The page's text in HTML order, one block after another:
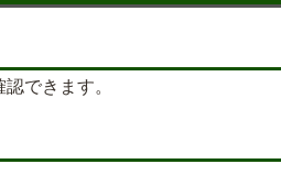
できます。